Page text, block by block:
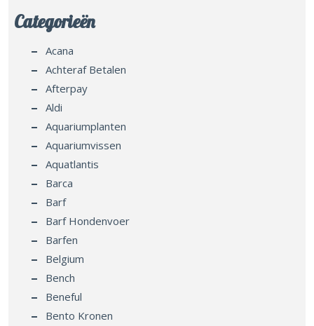
Categorieën
Acana
Achteraf Betalen
Afterpay
Aldi
Aquariumplanten
Aquariumvissen
Aquatlantis
Barca
Barf
Barf Hondenvoer
Barfen
Belgium
Bench
Beneful
Bento Kronen